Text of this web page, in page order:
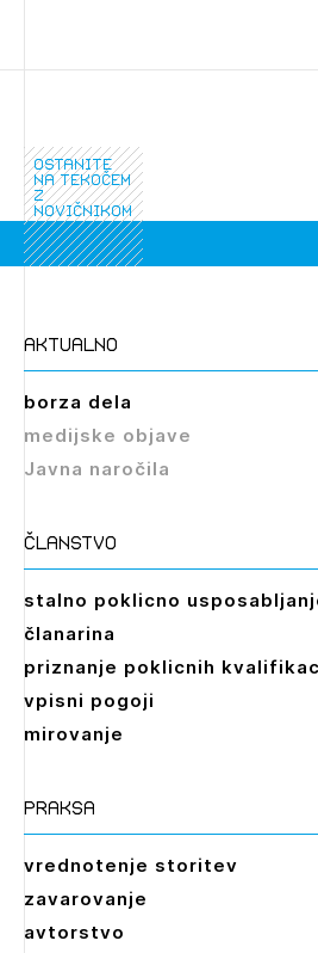
registriranim
dostopate, se je
REGISTRIRAJTE SE
ostanite
na tekočem
z
novičnikom
aktualno
borza dela
medijske objave
Javna naročila
članstvo
stalno poklicno
članarina
priznanje poklicnih
vpisni pogoji
mirovanje
praksa
vrednotenje storitev
zavarovanje
avtorstvo
NAPREJ